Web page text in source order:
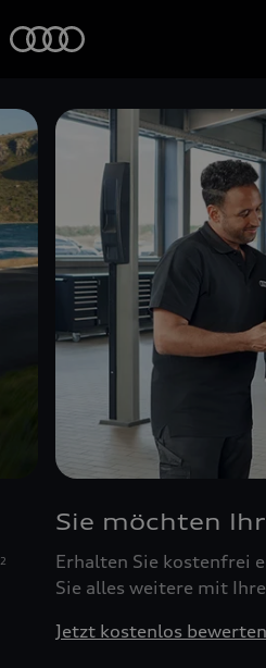
2
Sie möchten
Erhalten Sie kostenfrei
Sie alles weitere mit
Jetzt kostenlos bewerten